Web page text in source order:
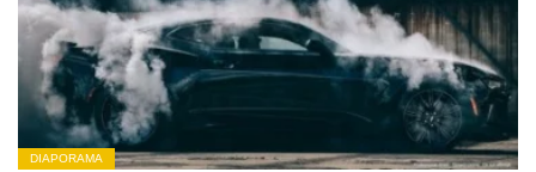
DIAPORAMA